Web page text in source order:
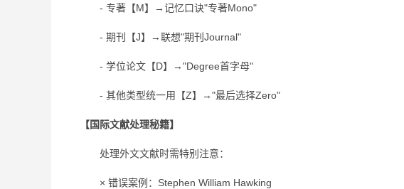
- 专著【M】→记忆口诀"专著Mono"
- 期刊【J】→联想"期刊Journal"
- 学位论文【D】→"Degree首字母"
- 其他类型统一用【Z】→"最后选择Zero"
【国际文献处理秘籍】
处理外文文献时需特别注意：
× 错误案例：Stephen William Hawking